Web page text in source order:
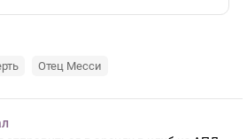
Отец Месси